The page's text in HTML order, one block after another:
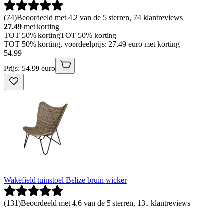
(74)Beoordeeld met 4.2 van de 5 sterren, 74 klantreviews
27.49 met korting
TOT 50% kortingTOT 50% korting
TOT 50% korting, voordeelprijs: 27.49 euro met korting
54.99
Prijs: 54.99 euro
Wakefield tuinstoel Belize bruin wicker
(131)Beoordeeld met 4.6 van de 5 sterren, 131 klantreviews